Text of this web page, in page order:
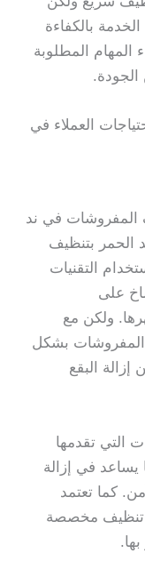
بالكفاءة
المهام المطلوبة
العملاء في
المفروشات في ند
الحمر بتنظيف
التقنيات
على
ولكن مع
بشكل
البقع
التي تقدمها
يساعد في إزالة
كما تعتمد
تنظيف مخصصة